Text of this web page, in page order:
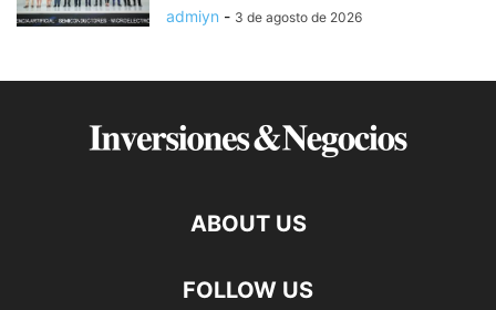
admiyn - 3 de agosto de 2026
ABOUT US
FOLLOW US